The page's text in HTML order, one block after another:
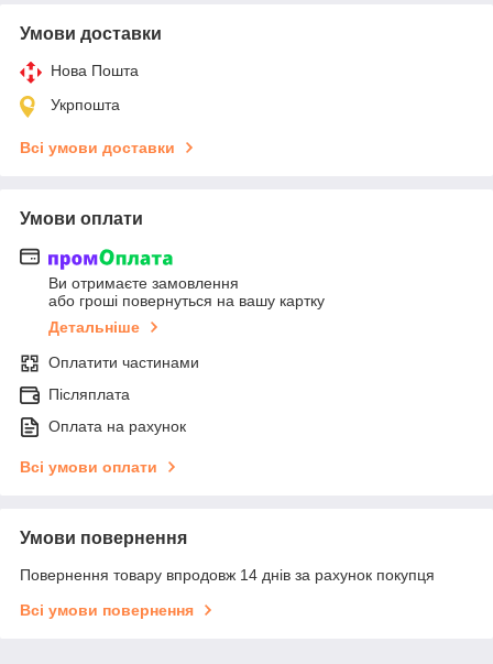
Умови доставки
Нова Пошта
Укрпошта
Всі умови доставки
Умови оплати
Ви отримаєте замовлення
або гроші повернуться на вашу картку
Детальніше
Оплатити частинами
Післяплата
Оплата на рахунок
Всі умови оплати
Умови повернення
Повернення товару впродовж 14 днів за рахунок покупця
Всі умови повернення